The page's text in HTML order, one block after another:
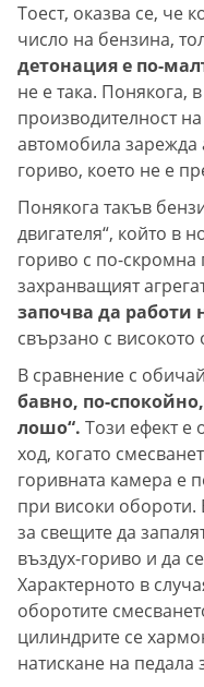
Тоест, оказва се, че
число на бензина,
детонация е по-
не е така. Понякога,
производителност
автомобила зарежда
гориво, което не е
Понякога такъв
двигателя“, който в
гориво с по-скромна
захранващият
започва да работи
свързано с
В сравнение с
бавно, по-
лошо“. Този ефект е
ход, когато
горивната камера е
при високи обороти.
за свещите да
въздух-гориво и да
Характерното в
оборотите
цилиндрите се
натискане на педала